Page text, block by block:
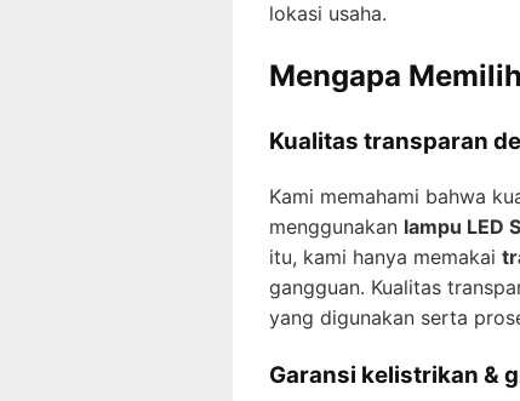
lokasi usaha.
Mengapa
Kualitas transparan
Kami memahami bahwa
menggunakan lampu LED
itu, kami hanya memakai
gangguan. Kualitas
yang digunakan serta
Garansi kelistrikan &